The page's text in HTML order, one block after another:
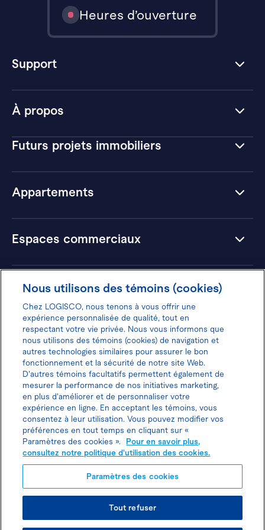
Joindre l’agent de location
À propos
Futurs projets immobiliers
Appartements
Espaces commerciaux
Hôtels
Heures d’ouverture
Support
Donnez votre avis pour gagner 100$
Politique d'utilisation des cookies
Politique de protection des
renseignements personnels
© TOUS DROITS RÉSERVÉS LOGISCO 2026
Nous utilisons des témoins (cookies)
Chez LOGISCO, nous tenons à vous offrir une
expérience personnalisée de qualité, tout en
respectant votre vie privée. Nous vous informons que
nous utilisons des témoins (cookies) de navigation et
autres technologies similaires pour assurer le bon
fonctionnement et la sécurité de notre site Web.
D'autres témoins facultatifs permettent également de
mesurer la performance de nos initiatives marketing,
en plus d'améliorer et de personnaliser votre
expérience en ligne. En acceptant les témoins, vous
consentez à leur utilisation. Vous pouvez modifier vos
préférences en tout temps en cliquant sur «
Paramètres des cookies ».
Pour en savoir plus,
consultez notre politique d'utilisation des cookies.
Paramètres des cookies
Tout refuser